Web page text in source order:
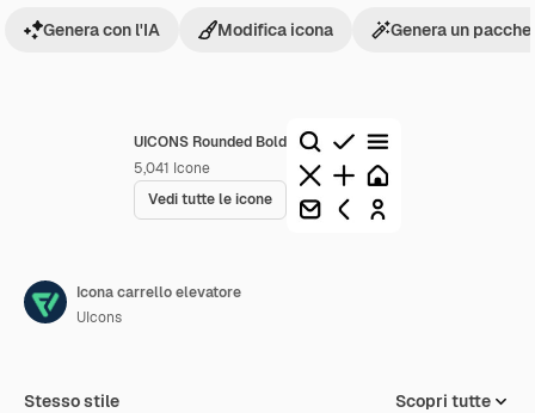
UICONS Rounded Bold
5,041 Icone
Vedi tutte le icone
Genera con l'IA Modifica icona Genera un
Icona carrello elevatore
UIcons
Stesso stile Scopri tutte